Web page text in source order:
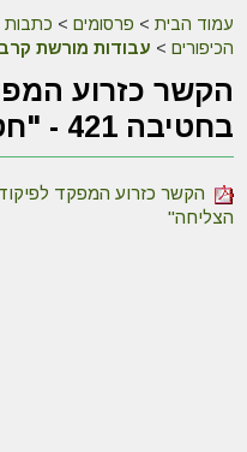
עמוד הבית > פרסומים > כתבות
הכיפורים > עבודות מורשת קרב
הקשר כזרוע
בחטיבה 421 - "חטיבת הצליחה"
הצליחה"